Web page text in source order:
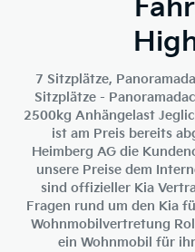
7 Sitzplätze,
Sitzplätze -
2500kg Anhängelast
ist am Preis bereits
Heimberg AG die
unsere Preise dem
sind offizieller Kia
Fragen rund um den Kia
Wohnmobilvertretung
ein Wohnmobil für